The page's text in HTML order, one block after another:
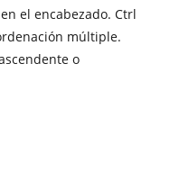
el encabezado. Ctrl
múltiple.
o